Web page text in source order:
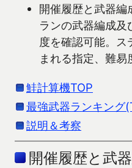
開催履歴と武器編
ランの武器編成及
度を確認可能。ス
まれる指定、難易
鮭計算機TOP
最強武器ランキング
説明＆考察
開催履歴と武